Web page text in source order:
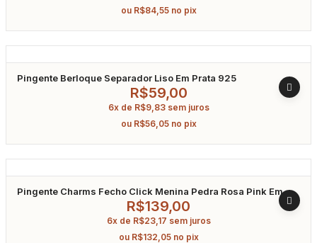
ou R$84,55 no pix
Pingente Berloque Separador Liso Em Prata 925
R$59,00
6x de R$9,83 sem juros
ou R$56,05 no pix
Pingente Charms Fecho Click Menina Pedra Rosa Pink Em
Zircônia Banhado A RódioR$139,00
6x de R$23,17 sem juros
ou R$132,05 no pix